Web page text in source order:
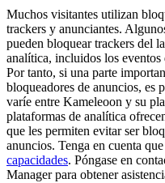
Muchos visitantes utilizan
trackers y anunciantes.
pueden bloquear trackers del
analítica, incluidos los
Por tanto, si una parte
bloqueadores de anuncios, es
varíe entre Kameleoon y su
plataformas de analítica
que les permiten evitar ser
anuncios. Tenga en cuenta
capacidades. Póngase en
Manager para obtener